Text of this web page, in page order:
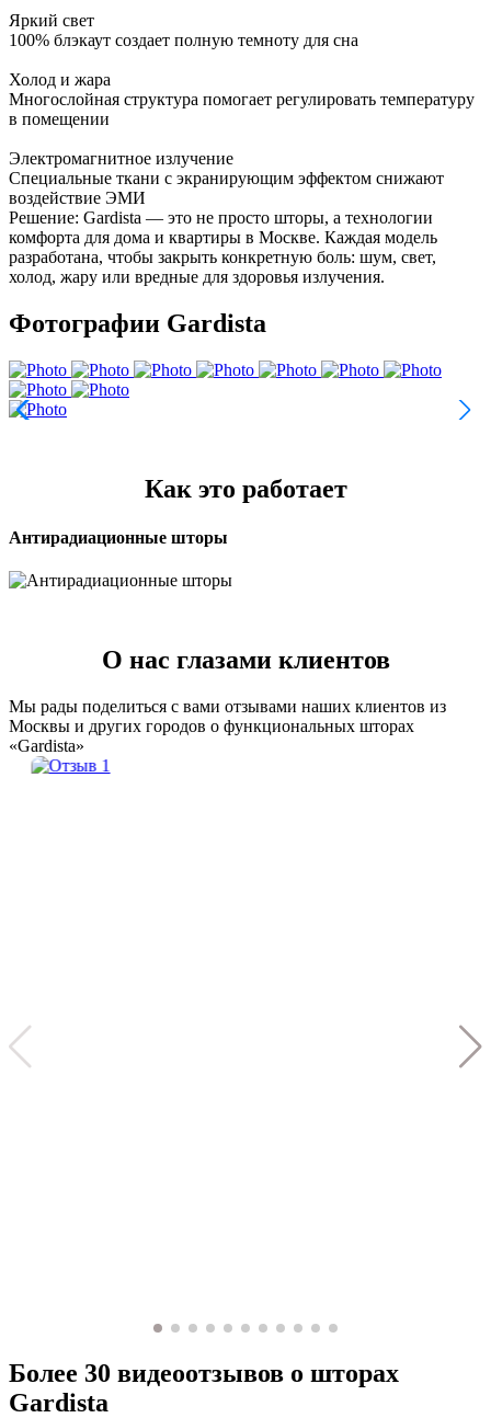
Яркий свет
100% блэкаут создает полную темноту для сна
Холод и жара
Многослойная структура помогает регулировать температуру
в помещении
Электромагнитное излучение
Специальные ткани с экранирующим эффектом снижают
воздействие ЭМИ
Решение: Gardista — это не просто шторы, а технологии
комфорта для дома и квартиры в Москве. Каждая модель
разработана, чтобы закрыть конкретную боль: шум, свет,
холод, жару или вредные для здоровья излучения.
Фотографии Gardista
Как это работает
Антирадиационные шторы
О нас глазами клиентов
Мы рады поделиться с вами отзывами наших клиентов из
Москвы и других городов о функциональных шторах
«Gardista»
Более 30 видеоотзывов о шторах
Gardista